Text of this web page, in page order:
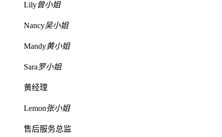
Lily曾小姐
Nancy吴小姐
Mandy黄小姐
Sara罗小姐
黄经理
Lemon张小姐
售后服务总监